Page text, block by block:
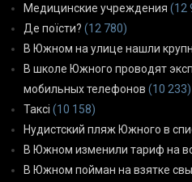
Медицинские учреждения (12
Де поїсти? (12 780)
В Южном на улице нашли
В школе Южного проводят
мобильных телефонов (10 233)
Таксі (10 158)
Нудистский пляж Южного в
В Южном изменили тариф на
В Южном пойман на взятке